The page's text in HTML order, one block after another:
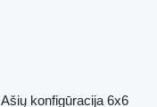
Ašių konfigūracija 6x6